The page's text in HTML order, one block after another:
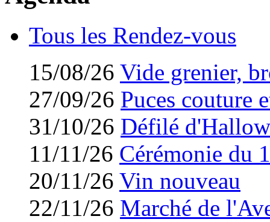
Tous les Rendez-vous
15/08/26 Vide grenier,
27/09/26 Puces couture
31/10/26 Défilé
11/11/26 Cérémonie du
20/11/26 Vin nouveau
22/11/26 Marché de